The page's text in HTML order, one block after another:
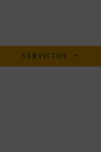
SERVICIOS